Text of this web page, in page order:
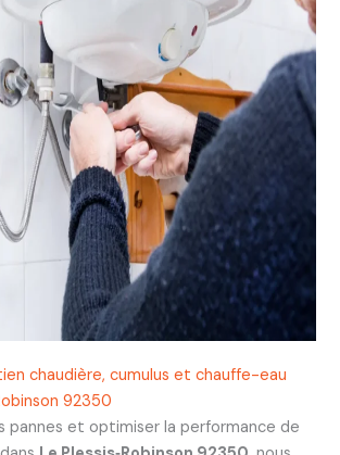
chaudière, cumulus et chauffe-eau
92350
pannes et optimiser la performance de